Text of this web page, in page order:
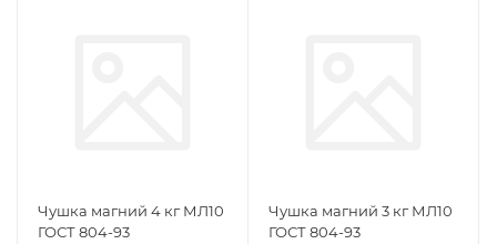
Чушка магний 4 кг МЛ10
ГОСТ 804-93
Чушка магний 3 кг МЛ10
ГОСТ 804-93